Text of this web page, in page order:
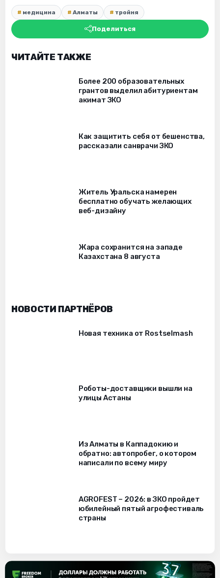
медицина Алматы тройня
Поделиться
ЧИТАЙТЕ ТАКЖЕ
Более 200 образовательных
грантов выделил абитуриентам
акимат ЗКО
Как защитить себя от бешенства,
рассказали санврачи ЗКО
Житель Уральска намерен
бесплатно обучать желающих
веб-дизайну
Жара сохранится на западе
Казахстана 8 августа
НОВОСТИ ПАРТНЁРОВ
Новая техника от Rostselmash
Роботы-доставщики вышли на
улицы Астаны
Из Алматы в Каппадокию и
обратно: автопробег, о котором
написали по всему миру
AGROFEST – 2026: в ЗКО пройдет
юбилейный пятый агрофестиваль
страны